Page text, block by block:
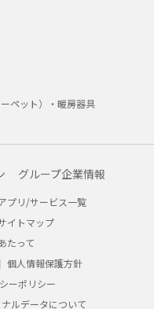
ペット）・暖房器具
グループ企業情報
プリ/サービス一覧
イトマップ
たって
個人情報保護方針
ーポリシー
ルデータについて